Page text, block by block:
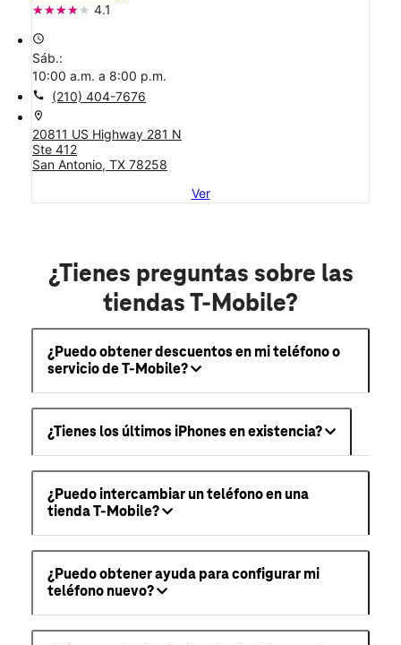
4.1
access_time
Sáb.:
10:00 a.m. a 8:00 p.m.
call (210) 404-7676
location_on
20811 US Highway 281 N
Ste 412
San Antonio, TX 78258
Ver
¿Tienes preguntas sobre las
tiendas T-Mobile?
¿Puedo obtener descuentos en mi teléfono o
servicio de T-Mobile?
¿Tienes los últimos iPhones en existencia?
¿Puedo intercambiar un teléfono en una
tienda T-Mobile?
¿Puedo obtener ayuda para configurar mi
teléfono nuevo?